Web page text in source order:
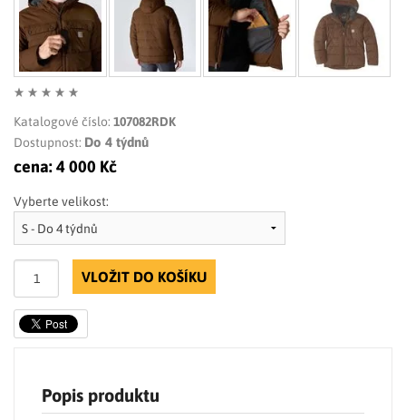
Katalogové číslo: 107082RDK
Dostupnost: Do 4 týdnů
cena:4 000 Kč
Vyberte velikost:
VLOŽIT DO KOŠÍKU
Popis produktu